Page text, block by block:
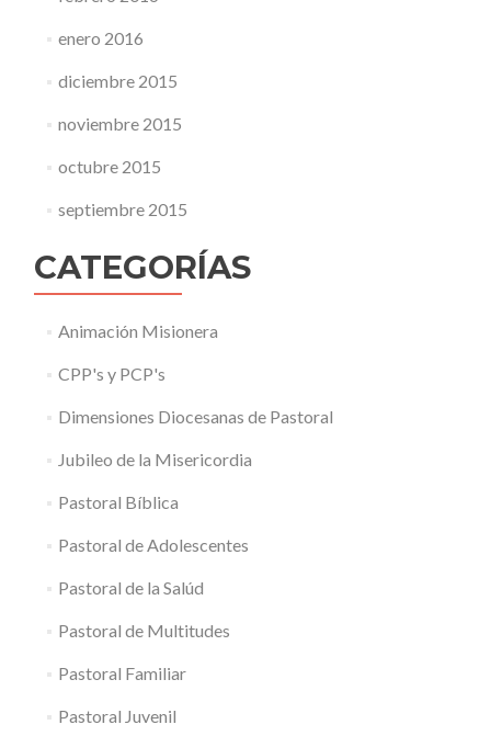
enero 2016
diciembre 2015
noviembre 2015
octubre 2015
septiembre 2015
CATEGORÍAS
Animación Misionera
CPP's y PCP's
Dimensiones Diocesanas de Pastoral
Jubileo de la Misericordia
Pastoral Bíblica
Pastoral de Adolescentes
Pastoral de la Salúd
Pastoral de Multitudes
Pastoral Familiar
Pastoral Juvenil